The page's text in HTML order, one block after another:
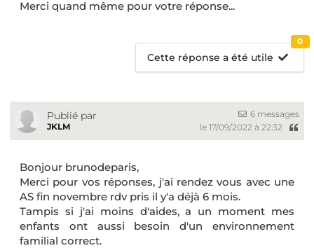
Merci quand même pour votre réponse...
Cette réponse a été utile
0
Publié par
JKLM
6 messages
le 17/09/2022 à 22:32
Bonjour brunodeparis,
Merci pour vos réponses, j'ai rendez vous avec une
AS fin novembre rdv pris il y'a déjà 6 mois.
Tampis si j'ai moins d'aides, a un moment mes
enfants ont aussi besoin d'un environnement
familial correct.